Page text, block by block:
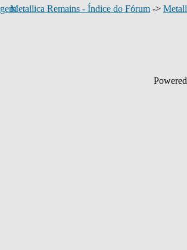
Metallica Remains - Índice do Fórum ->